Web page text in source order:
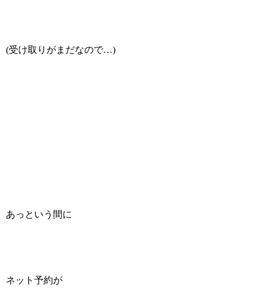
(受け取りがまだなので…)
あっという間に
ネット予約が